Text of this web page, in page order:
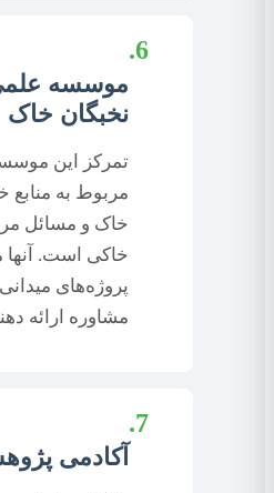
6.
موسسه
نخبگان خاک
تمرکز این
مربوط به
خاک و مسائل
خاکی است. آنها
پروژه‌های
مشاوره ارائه
7.
آکادمی